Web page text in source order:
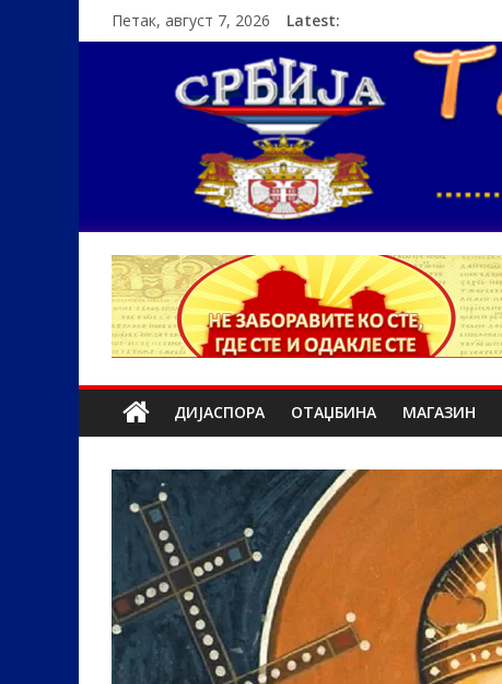
Петак, август 7, 2026 Latest:
ДИЈАСПОРА ОТАЏБИНА МАГАЗИН